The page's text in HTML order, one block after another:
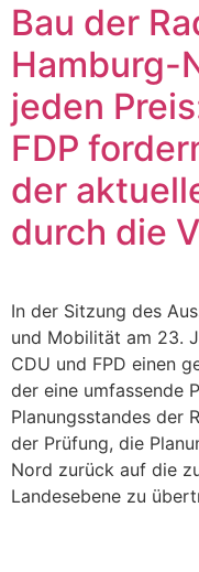
Bau der
Hamburg-
jeden
FDP
der
durch die
In der Sitzung des
und Mobilität am 23.
CDU und FPD einen
der eine umfassende
Planungsstandes der
der Prüfung, die
Nord zurück auf die
Landesebene zu